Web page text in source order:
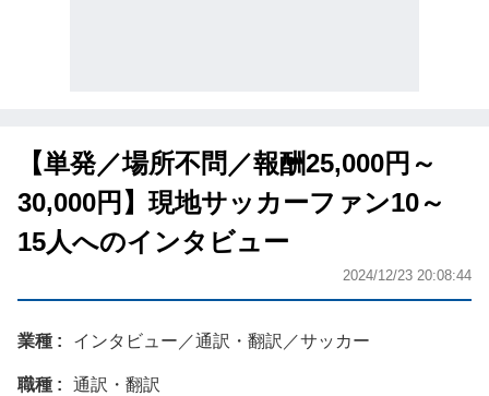
【単発／場所不問／報酬25,000円～
30,000円】現地サッカーファン10～
15人へのインタビュー
2024/12/23 20:08:44
業種 インタビュー／通訳・翻訳／サッカー
職種 通訳・翻訳